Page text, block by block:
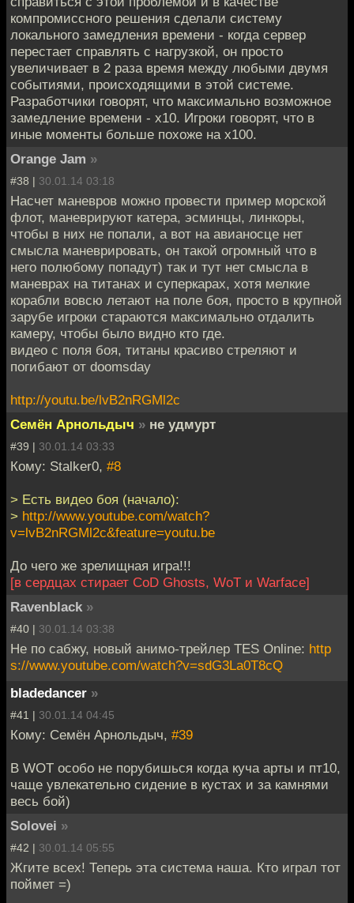
компромиссного решения сделали систему
локального замедления времени - когда сервер
перестает справлять с нагрузкой, он просто
увеличивает в 2 раза время между любыми двумя
событиями, происходящими в этой системе.
Разработчики говорят, что максимально возможное
замедление времени - x10. Игроки говорят, что в
иные моменты больше похоже на x100.
Orange Jam »
#38 | 30.01.14 03:18
Насчет маневров можно провести пример морской
флот, маневрируют катера, эсминцы, линкоры,
чтобы в них не попали, а вот на авианосце нет
смысла маневрировать, он такой огромный что в
него полюбому попадут) так и тут нет смысла в
маневрах на титанах и суперкарах, хотя мелкие
корабли вовсю летают на поле боя, просто в крупной
зарубе игроки стараются максимально отдалить
камеру, чтобы было видно кто где.
видео с поля боя, титаны красиво стреляют и
погибают от doomsday
http://youtu.be/lvB2nRGMl2c
Семён Арнольдыч » не удмурт
#39 | 30.01.14 03:33
Кому: Stalker0, #8
> Есть видео боя (начало):
> http://www.youtube.com/watch?
v=lvB2nRGMl2c&feature=youtu.be
До чего же зрелищная игра!!!
[в сердцах стирает CoD Ghosts, WoT и Warface]
Ravenblack »
#40 | 30.01.14 03:38
Не по сабжу, новый анимо-трейлер TES Online: http
s://www.youtube.com/watch?v=sdG3La0T8cQ
bladedancer »
#41 | 30.01.14 04:45
Кому: Семён Арнольдыч, #39
В WOT особо не порубишься когда куча арты и пт10,
чаще увлекательно сидение в кустах и за камнями
весь бой)
Solovei »
#42 | 30.01.14 05:55
Жгите всех! Теперь эта система наша. Кто играл тот
поймет =)